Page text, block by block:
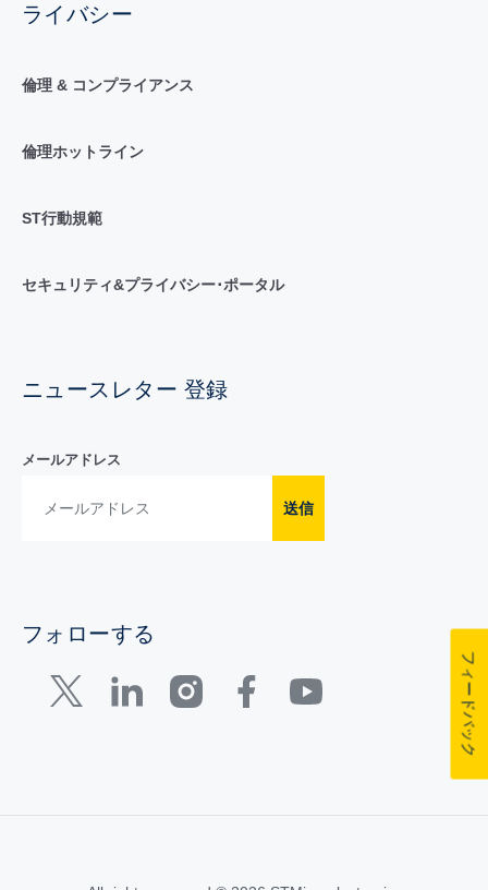
ライバシー
倫理 & コンプライアンス
倫理ホットライン
ST行動規範
セキュリティ&プライバシー･ポータル
ニュースレター 登録
メールアドレス
送信
フォローする
フィードバック